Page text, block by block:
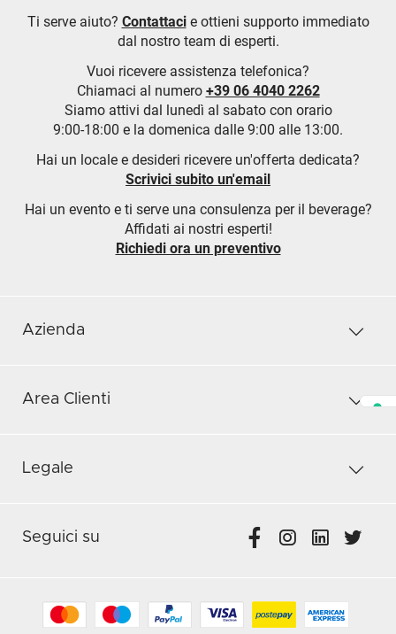
Ti serve aiuto? Contattacie ottieni supporto immediato
dal nostro team di esperti.
Vuoi ricevere assistenza telefonica?
Chiamaci al numero +39 06 4040 2262
Siamo attivi dal lunedì al sabato con orario
9:00-18:00 e la domenica dalle 9:00 alle 13:00.
Hai un locale e desideri ricevere un'offerta dedicata?
Scrivici subito un'email
Hai un evento e ti serve una consulenza per il beverage?
Affidati ai nostri esperti!
Richiedi ora un preventivo
Azienda
Area Clienti
Legale
Seguici su